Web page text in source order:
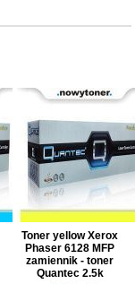
Toner yellow Xerox
Phaser 6128 MFP
zamiennik - toner
Quantec 2.5k